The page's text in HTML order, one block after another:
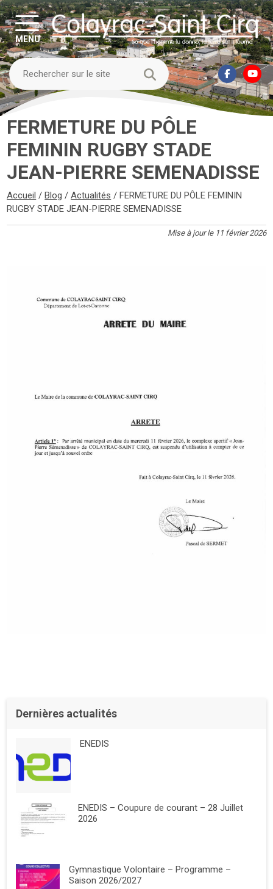
MENU
FERMETURE DU PÔLE
FEMININ RUGBY STADE
JEAN-PIERRE SEMENADISSE
Accueil /Blog /Actualités /FERMETURE DU PÔLE FEMININ
RUGBY STADE JEAN-PIERRE SEMENADISSE
Mise à jour le 11 février 2026
Dernières actualités
ENEDIS
ENEDIS – Coupure de courant – 28 Juillet
2026
Gymnastique Volontaire – Programme –
Saison 2026/2027